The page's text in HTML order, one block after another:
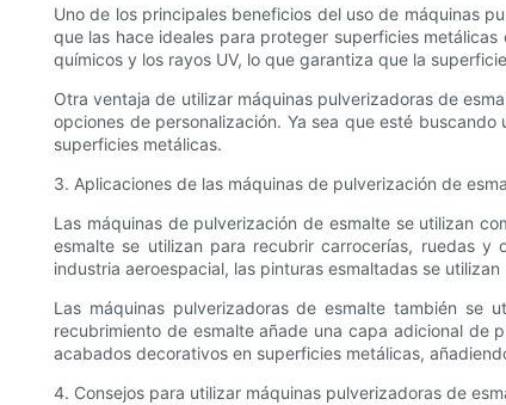
Uno de los principales beneficios del uso de máquinas
que las hace ideales para proteger superficies
químicos y los rayos UV, lo que garantiza que la
Otra ventaja de utilizar máquinas pulverizadoras de
opciones de personalización. Ya sea que esté
superficies metálicas.
3. Aplicaciones de las máquinas de pulverización de
Las máquinas de pulverización de esmalte se utilizan
esmalte se utilizan para recubrir carrocerías, ruedas
industria aeroespacial, las pinturas esmaltadas se
Las máquinas pulverizadoras de esmalte también se
recubrimiento de esmalte añade una capa adicional de
acabados decorativos en superficies metálicas,
4. Consejos para utilizar máquinas pulverizadoras de